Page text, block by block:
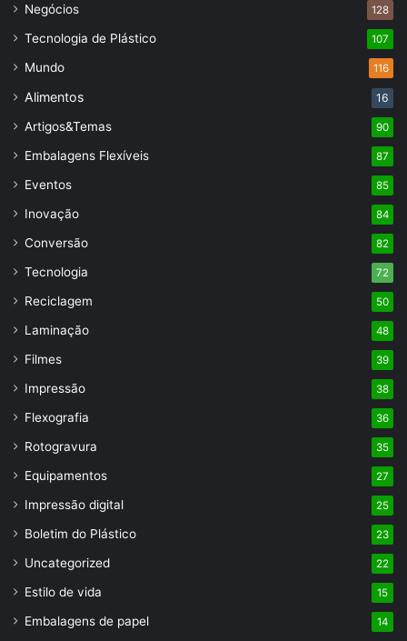
Negócios 128
Tecnologia de Plástico 107
Mundo 116
Alimentos 16
Artigos&Temas 90
Embalagens Flexíveis 87
Eventos 85
Inovação 84
Conversão 82
Tecnologia 72
Reciclagem 50
Laminação 48
Filmes 39
Impressão 38
Flexografia 36
Rotogravura 35
Equipamentos 27
Impressão digital 25
Boletim do Plástico 23
Uncategorized 22
Estilo de vida 15
Embalagens de papel 14